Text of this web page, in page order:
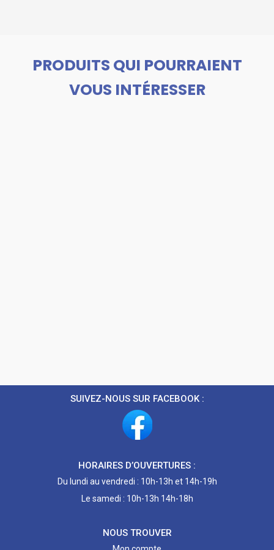
PRODUITS QUI POURRAIENT
VOUS INTÉRESSER
SUIVEZ-NOUS SUR FACEBOOK :
HORAIRES D’OUVERTURES :
Du lundi au vendredi : 10h-13h et 14h-19h
Le samedi : 10h-13h 14h-18h
NOUS TROUVER